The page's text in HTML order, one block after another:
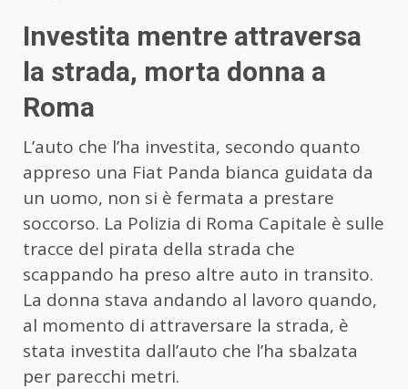
Investita mentre attraversa
la strada, morta donna a
Roma
L’auto che l’ha investita, secondo quanto
appreso una Fiat Panda bianca guidata da
un uomo, non si è fermata a prestare
soccorso. La Polizia di Roma Capitale è sulle
tracce del pirata della strada che
scappando ha preso altre auto in transito.
La donna stava andando al lavoro quando,
al momento di attraversare la strada, è
stata investita dall’auto che l’ha sbalzata
per parecchi metri.